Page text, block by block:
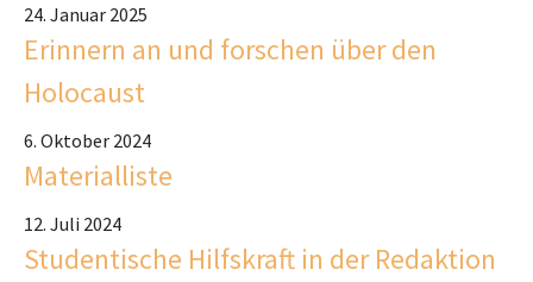
24. Januar 2025
Erinnern an und forschen über den
Holocaust
6. Oktober 2024
Materialliste
12. Juli 2024
Studentische Hilfskraft in der Redaktion